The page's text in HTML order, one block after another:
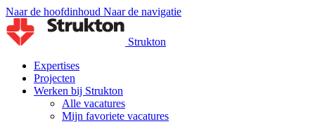
Naar de hoofdinhoud Naar de navigatie
Strukton
Expertises
Projecten
Werken bij Strukton
Alle vacatures
Mijn favoriete vacatures